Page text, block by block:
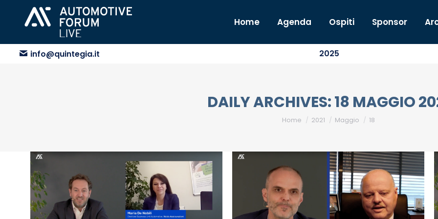
Home Agenda Ospiti Sponsor
info@quintegia.it 2025
DAILY ARCHIVES:18 MAGGIO
You are here:
Home 2021 Maggio 18